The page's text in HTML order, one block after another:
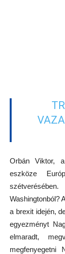
Orbán Viktor,
eszköze
Washingtonból?
a brexit idején,
egyezményt
elmaradt,
megfenyegetni